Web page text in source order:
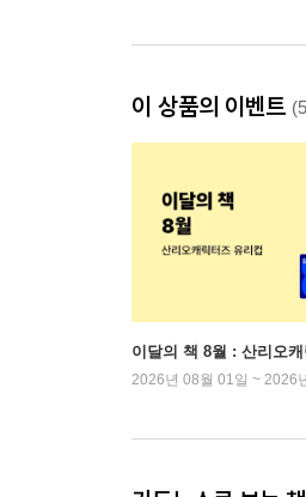
이 상품의 이벤트
이달의 책 8월 : 산리오
2026년 08월 01일 ~ 2026